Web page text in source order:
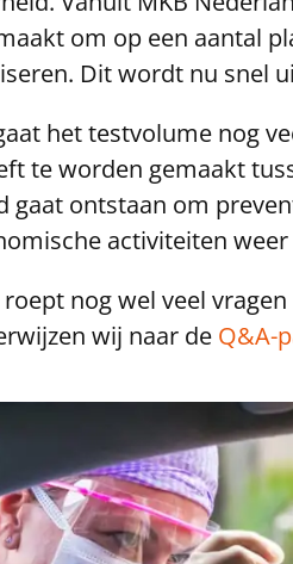
om op een aantal
Dit wordt nu snel
het testvolume nog
te worden gemaakt
gaat ontstaan om
activiteiten
nog wel veel
wij naar de Q&A-